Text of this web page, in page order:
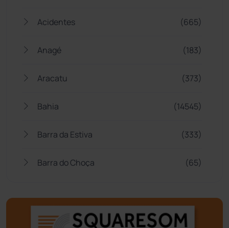
Acidentes (665)
Anagé (183)
Aracatu (373)
Bahia (14545)
Barra da Estiva (333)
Barra do Choça (65)
Bom Jesus da Lapa (506)